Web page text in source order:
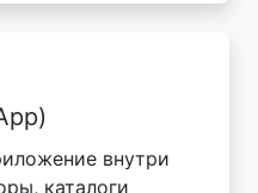
внутри
каталоги